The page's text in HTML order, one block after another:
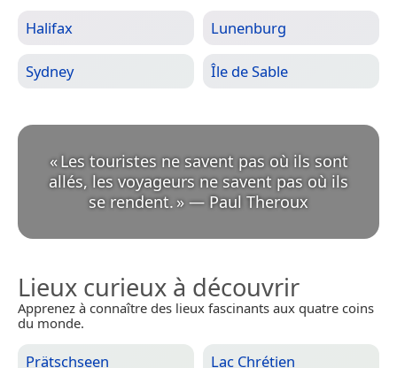
Halifax Lunenburg
Sydney Île de Sable
«Les touristes ne savent pas où ils sont
allés, les voyageurs ne savent pas où ils
se rendent. » — Paul Theroux
Lieux curieux à découvrir
Apprenez à connaître des lieux fascinants aux quatre coins
du monde.
Prätschseen Lac Chrétien